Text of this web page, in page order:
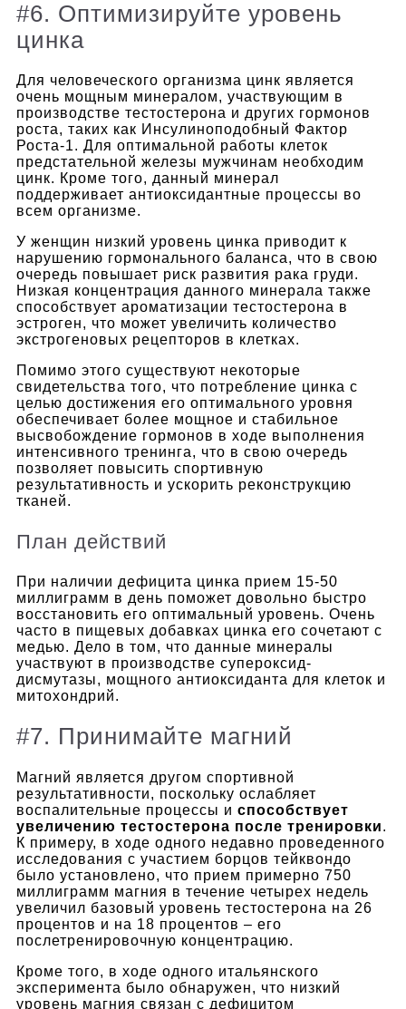
#6. Оптимизируйте уровень
цинка
Для человеческого организма цинк является
очень мощным минералом, участвующим в
производстве тестостерона и других гормонов
роста, таких как Инсулиноподобный Фактор
Роста-1. Для оптимальной работы клеток
предстательной железы мужчинам необходим
цинк. Кроме того, данный минерал
поддерживает антиоксидантные процессы во
всем организме.
У женщин низкий уровень цинка приводит к
нарушению гормонального баланса, что в свою
очередь повышает риск развития рака груди.
Низкая концентрация данного минерала также
способствует ароматизации тестостерона в
эстроген, что может увеличить количество
экстрогеновых рецепторов в клетках.
Помимо этого существуют некоторые
свидетельства того, что потребление цинка с
целью достижения его оптимального уровня
обеспечивает более мощное и стабильное
высвобождение гормонов в ходе выполнения
интенсивного тренинга, что в свою очередь
позволяет повысить спортивную
результативность и ускорить реконструкцию
тканей.
План действий
При наличии дефицита цинка прием 15-50
миллиграмм в день поможет довольно быстро
восстановить его оптимальный уровень. Очень
часто в пищевых добавках цинка его сочетают с
медью. Дело в том, что данные минералы
участвуют в производстве супероксид-
дисмутазы, мощного антиоксиданта для клеток и
митохондрий.
#7. Принимайте магний
Магний является другом спортивной
результативности, поскольку ослабляет
воспалительные процессы и способствует
увеличению тестостерона после тренировки.
К примеру, в ходе одного недавно проведенного
исследования с участием борцов тейквондо
было установлено, что прием примерно 750
миллиграмм магния в течение четырех недель
увеличил базовый уровень тестостерона на 26
процентов и на 18 процентов – его
послетренировочную концентрацию.
Кроме того, в ходе одного итальянского
эксперимента было обнаружен, что низкий
уровень магния связан с дефицитом